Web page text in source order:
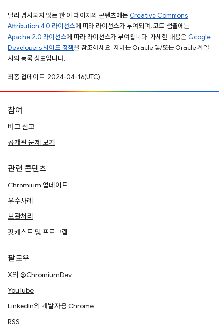
달리 명시되지 않는 한 이 페이지의 콘텐츠에는 Creative Commons
Attribution 4.0 라이선스에 따라 라이선스가 부여되며, 코드 샘플에는
Apache 2.0 라이선스에 따라 라이선스가 부여됩니다. 자세한 내용은 Google
Developers 사이트 정책을 참조하세요. 자바는 Oracle 및/또는 Oracle 계열
사의 등록 상표입니다.
최종 업데이트: 2024-04-16(UTC)
참여
버그 신고
공개된 문제 보기
관련 콘텐츠
Chromium 업데이트
우수사례
보관처리
팟캐스트 및 프로그램
팔로우
X의 @ChromiumDev
YouTube
LinkedIn의 개발자용 Chrome
RSS